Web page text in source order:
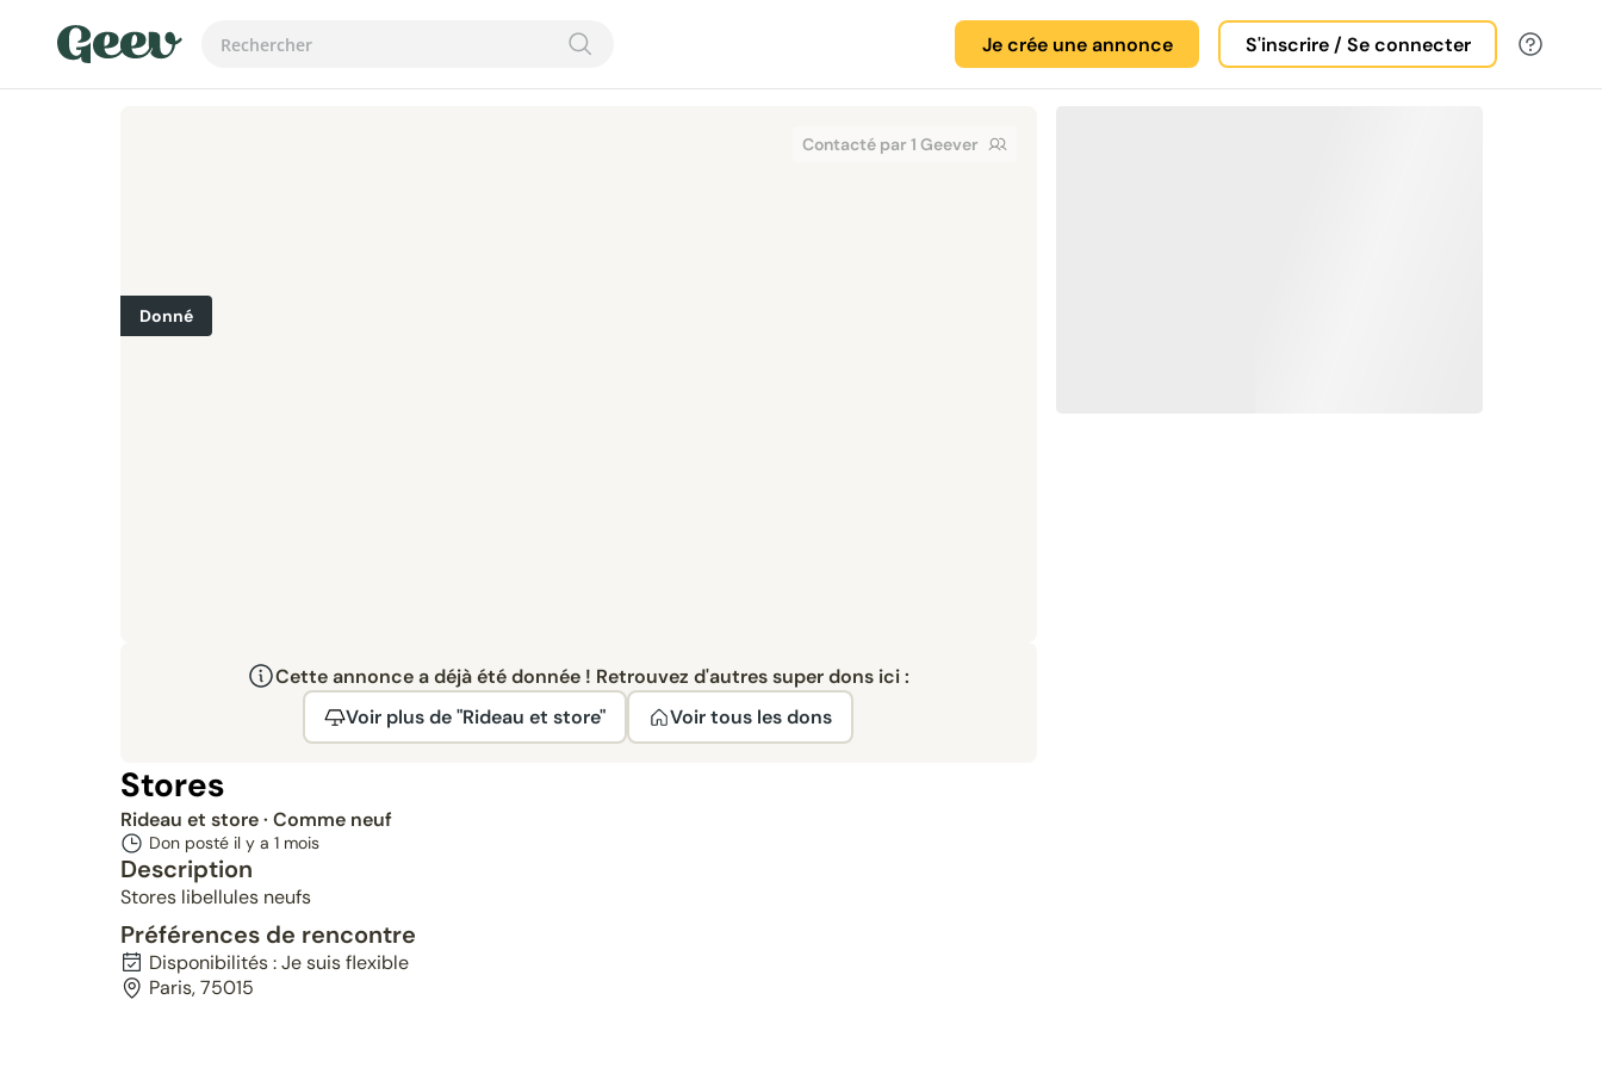
Je crée une annonce S'inscrire / Se connecter
Contacté par 1 Geever
Donné
Cette annonce a déjà été donnée ! Retrouvez d'autres super dons ici :
Voir plus de "Rideau et store"
Voir tous les dons
Stores
Rideau et store· Comme neuf
Don posté il y a 1 mois
Description
Stores libellules neufs
Préférences de rencontre
Disponibilités : Je suis flexible
Paris, 75015